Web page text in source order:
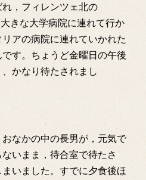
，フィレンツェ北の
きな大学病院に連れて行か
アの病院に連れていかれた
す。ちょうど金曜日の午後
かなり待たされまし
なかの中の長男が，元気で
いまま，待合室で待たさ
いました。すでに夕食後ほ